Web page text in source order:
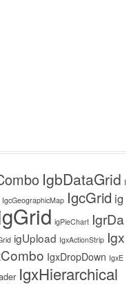
IgbDataGrid I
IgcGeographicMap IgcGrid ig
igPieChart IgrDa
igUpload IgxActionStrip Igx
IgxDropDown IgxE
IgxHierarchical